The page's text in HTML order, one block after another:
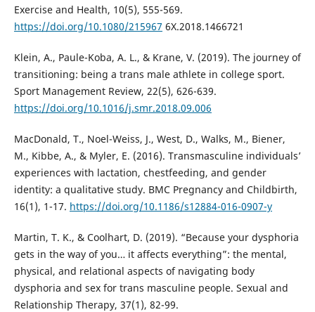
Exercise and Health, 10(5), 555-569.
https://doi.org/10.1080/215967 6X.2018.1466721
Klein, A., Paule-Koba, A. L., & Krane, V. (2019). The journey of
transitioning: being a trans male athlete in college sport.
Sport Management Review, 22(5), 626-639.
https://doi.org/10.1016/j.smr.2018.09.006
MacDonald, T., Noel-Weiss, J., West, D., Walks, M., Biener,
M., Kibbe, A., & Myler, E. (2016). Transmasculine individuals’
experiences with lactation, chestfeeding, and gender
identity: a qualitative study. BMC Pregnancy and Childbirth,
16(1), 1-17. https://doi.org/10.1186/s12884-016-0907-y
Martin, T. K., & Coolhart, D. (2019). “Because your dysphoria
gets in the way of you… it affects everything”: the mental,
physical, and relational aspects of navigating body
dysphoria and sex for trans masculine people. Sexual and
Relationship Therapy, 37(1), 82-99.